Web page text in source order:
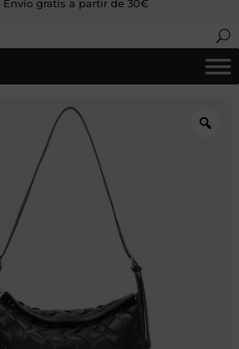
Envío gratis a partir de 30€